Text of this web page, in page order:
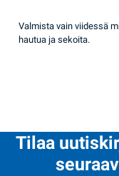
Valmista vain viidessä
hautua ja sekoita.
Tilaa